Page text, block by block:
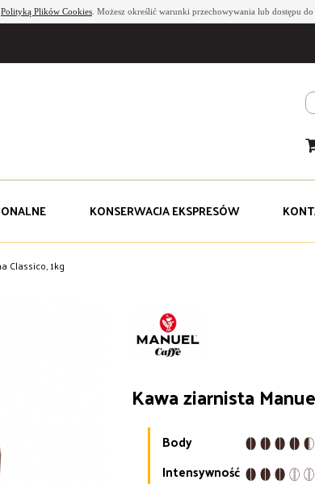
Polityką Plików Cookies . Możesz określić warunki przechowywania lub dostępu
KONSERWACJA EKSPRESÓW
Classico, 1kg
Kawa ziarnista
Body
Intensywność